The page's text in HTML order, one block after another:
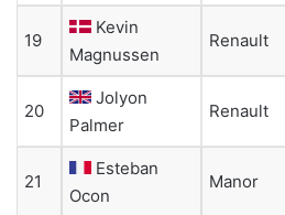
19
Kevin
Magnussen
Renault
20
Jolyon
Palmer
Renault
21
Esteban
Ocon
Manor